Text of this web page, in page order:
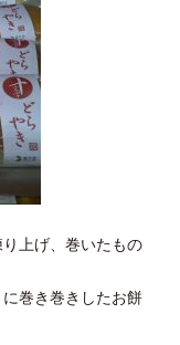
上げ、巻いたもの
巻き巻きしたお餅